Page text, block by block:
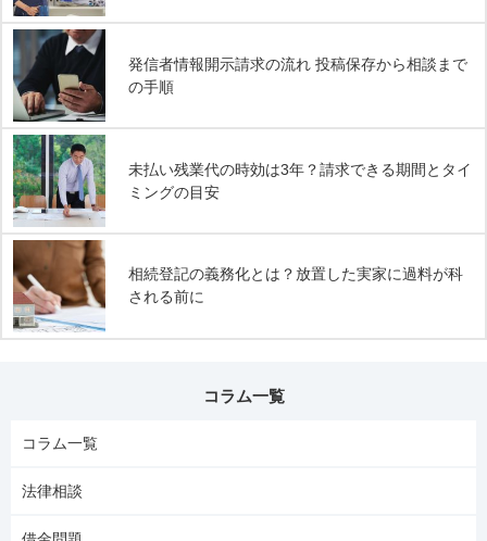
発信者情報開示請求の流れ 投稿保存から相談まで
の手順
未払い残業代の時効は3年？請求できる期間とタイ
ミングの目安
相続登記の義務化とは？放置した実家に過料が科
される前に
コラム一覧
コラム一覧
法律相談